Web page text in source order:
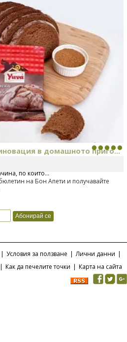
в домашното приго...
предлагането на изцяло нов
по който...
на Бон Апети и получавайте
| Условия за ползване | Лични данни |
| Как да печелите точки | Карта на сайта